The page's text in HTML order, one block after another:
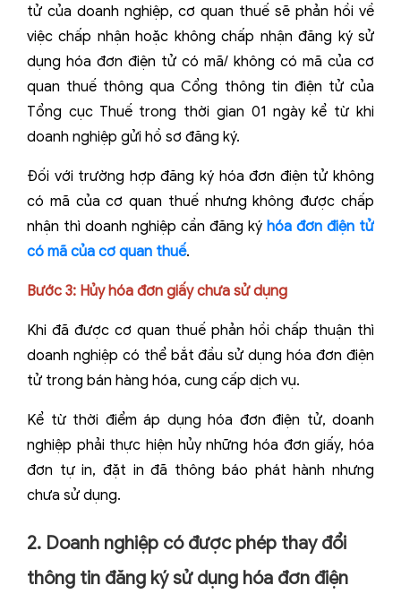
tử của doanh nghiệp, cơ quan thuế sẽ phản hồi về
việc chấp nhận hoặc không chấp nhận đăng ký sử
dụng hóa đơn điện tử có mã/ không có mã của cơ
quan thuế thông qua Cổng thông tin điện tử của
Tổng cục Thuế trong thời gian 01 ngày kể từ khi
doanh nghiệp gửi hồ sơ đăng ký.
Đối với trường hợp đăng ký hóa đơn điện tử không
có mã của cơ quan thuế nhưng không được chấp
nhận thì doanh nghiệp cần đăng ký hóa đơn điện tử
có mã của cơ quan thuế.
Bước 3: Hủy hóa đơn giấy chưa sử dụng
Khi đã được cơ quan thuế phản hồi chấp thuận thì
doanh nghiệp có thể bắt đầu sử dụng hóa đơn điện
tử trong bán hàng hóa, cung cấp dịch vụ.
Kể từ thời điểm áp dụng hóa đơn điện tử, doanh
nghiệp phải thực hiện hủy những hóa đơn giấy, hóa
đơn tự in, đặt in đã thông báo phát hành nhưng
chưa sử dụng.
2. Doanh nghiệp có được phép thay đổi
thông tin đăng ký sử dụng hóa đơn điện